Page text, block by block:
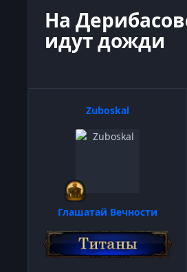
На
идут дожди
Zuboskal
Глашатай Вечности